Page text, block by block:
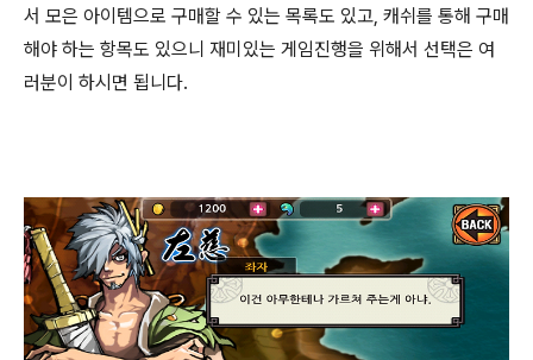
서 모은 아이템으로 구매할 수 있는 목록도 있고, 캐쉬를 통해 구매
해야 하는 항목도 있으니 재미있는 게임진행을 위해서 선택은 여
러분이 하시면 됩니다.